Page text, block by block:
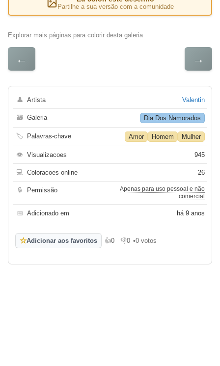
Partilhe a sua versão com a comunidade
Explorar mais páginas para colorir desta galeria
← →
👤 Artista Valentin
🗃 Galeria Dia Dos Namorados
🏷 Palavras-chave Amor Homem Mulher
👁 Visualizacoes 945
💻 Coloracoes online 26
🔒 Permissão
Apenas para uso pessoal e não
comercial
📅 Adicionado em há 9 anos
☆Adicionar aos favoritos 👍0
Gosto 👎0
Não gosto
•0 votos